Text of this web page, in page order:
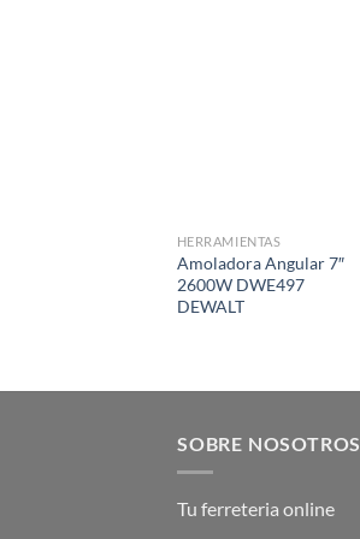
HERRAMIENTAS
Amoladora Angular 7″
2600W DWE497
DEWALT
SOBRE NOSOTROS
Tu ferreteria online